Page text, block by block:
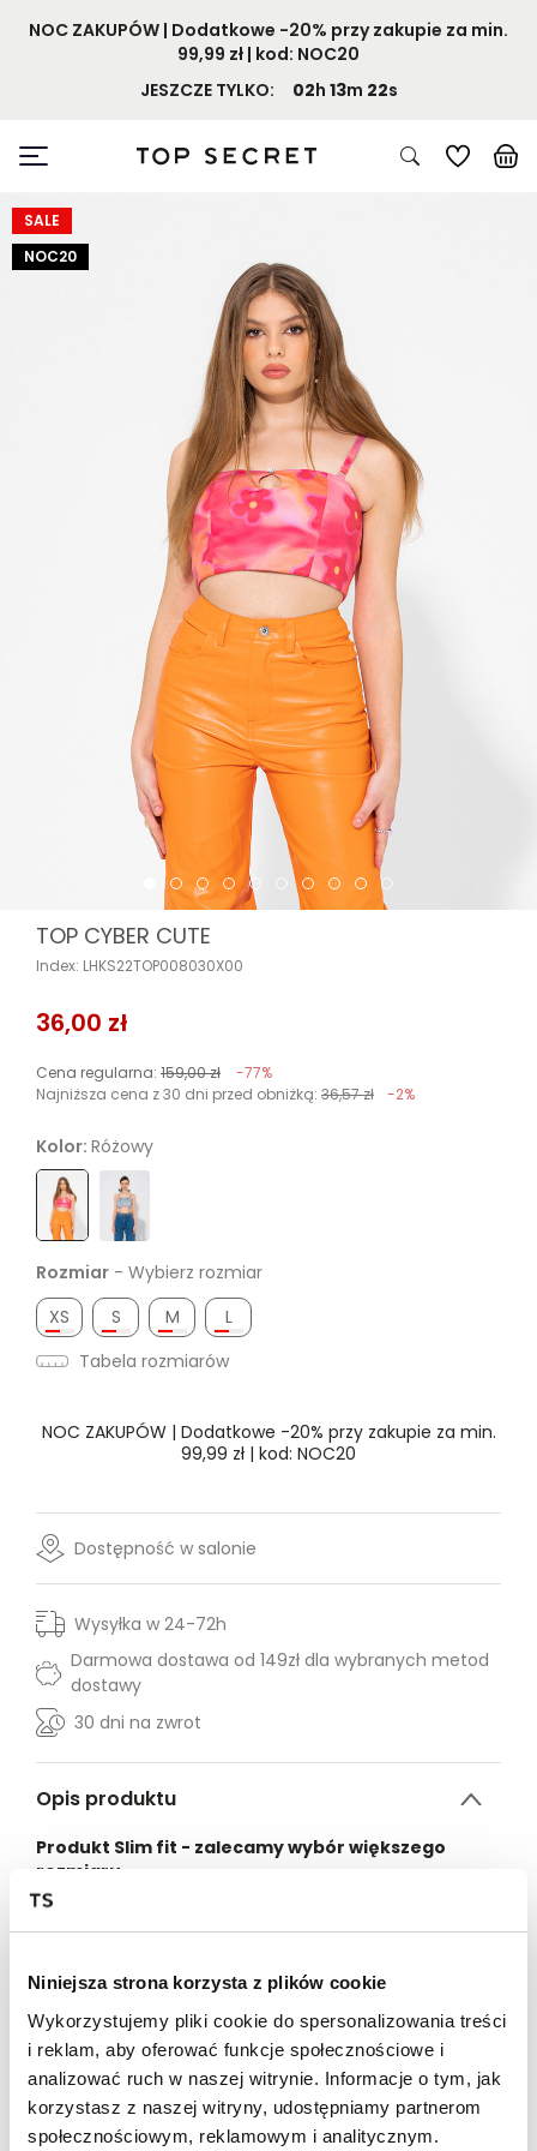
Niniejsza strona korzysta z plików cookie
Wykorzystujemy pliki cookie do spersonalizowania treści
i reklam, aby oferować funkcje społecznościowe i
analizować ruch w naszej witrynie. Informacje o tym, jak
korzystasz z naszej witryny, udostępniamy partnerom
społecznościowym, reklamowym i analitycznym.
NOC ZAKUPÓW | Dodatkowe -20% przy zakupie za min.
99,99 zł | kod: NOC20
JESZCZE TYLKO:
02h 13m 22s
SALE
NOC20
TOP CYBER CUTE
Index: LHKS22TOP008030X00
36,00 zł
Cena regularna: 159,00 zł
-77%
Najniższa cena z 30 dni przed obniżką: 36,57 zł -2%
Kolor: Różowy
Rozmiar - Wybierz rozmiar
XS
S M
L
Tabela rozmiarów
NOC ZAKUPÓW | Dodatkowe -20% przy zakupie za min.
99,99 zł | kod: NOC20
Dostępność w salonie
Wysyłka w 24-72h
Darmowa dostawa od 149zł dla wybranych metod
dostawy
30 dni na zwrot
Opis produktu
Produkt Slim fit - zalecamy wybór większego
rozmiaru.
kształcie serca. Silikonowy emblemat Local Heroes z
tyłu. Podszewka.
Slim fit
Suwak z tyłu
100% poliester
Modelka ma na sobie rozmiar S
Wzrost modelki: 175 cm